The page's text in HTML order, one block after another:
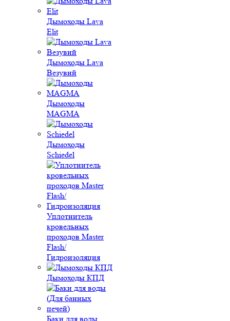
Дымоходы Lava
Elit
Дымоходы Lava
Везувий
Дымоходы
MAGMA
Дымоходы
Schiedel
Уплотнитель
кровельных
проходов Master
Flash/
Гидроизоляция
Дымоходы КПД
Баки для воды